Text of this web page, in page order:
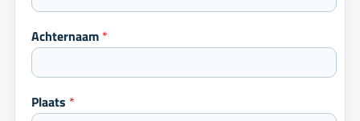
Achternaam *
Plaats *